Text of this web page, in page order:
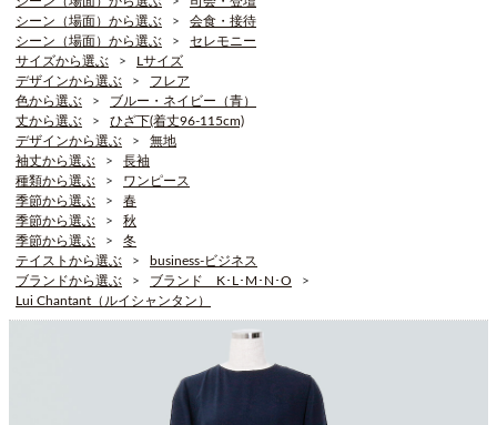
シーン（場面）から選ぶ
会食・接待
シーン（場面）から選ぶ
セレモニー
サイズから選ぶ
Lサイズ
デザインから選ぶ
フレア
色から選ぶ
ブルー・ネイビー（青）
丈から選ぶ
ひざ下(着丈96-115cm)
デザインから選ぶ
無地
袖丈から選ぶ
長袖
種類から選ぶ
ワンピース
季節から選ぶ
春
季節から選ぶ
秋
季節から選ぶ
冬
テイストから選ぶ
business-ビジネス
ブランドから選ぶ
ブランド K･L･M･N･O
Lui Chantant（ルイシャンタン）